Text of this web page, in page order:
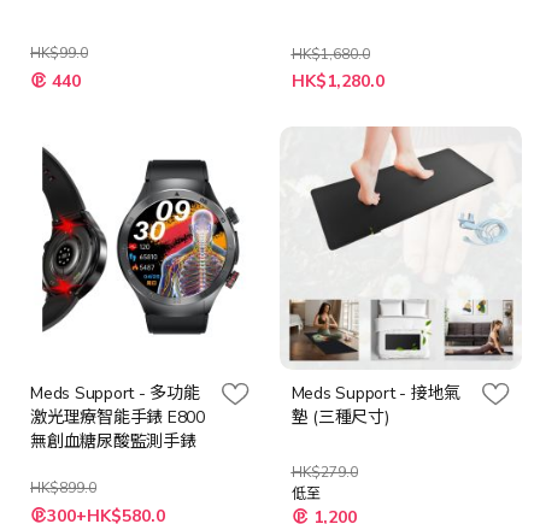
HK$99.0
特
殊 440
HK$1,680.0
特
殊
格
HK$1,280.0
Meds Support - 多功能
激光理療智能手錶 E800
無創血糖尿酸監測手錶
HK$899.0
特300+HK$580.0
Meds Support - 接地氣
墊 (三種尺寸)
HK$279.0
低至
1,200